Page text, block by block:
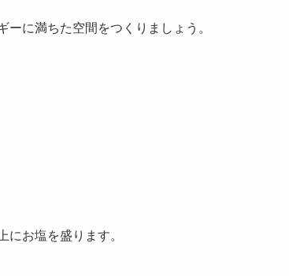
に満ちた空間をつくりましょう。
お塩を盛ります。